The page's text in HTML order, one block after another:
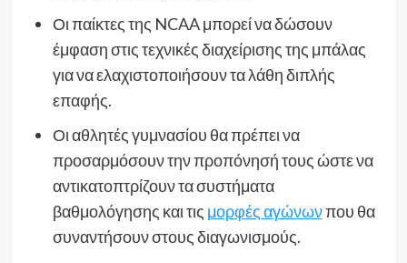
Οι παίκτες της NCAA μπορεί να δώσουν
έμφαση στις τεχνικές διαχείρισης της μπάλας
για να ελαχιστοποιήσουν τα λάθη διπλής
επαφής.
Οι αθλητές γυμνασίου θα πρέπει να
προσαρμόσουν την προπόνησή τους ώστε να
αντικατοπτρίζουν τα συστήματα
βαθμολόγησης και τις μορφές αγώνωνπου θα
συναντήσουν στους διαγωνισμούς.